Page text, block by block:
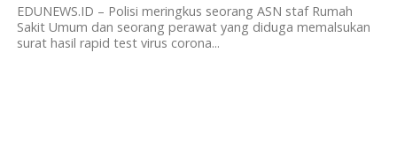
EDUNEWS.ID – Polisi meringkus seorang ASN staf Rumah
Sakit Umum dan seorang perawat yang diduga memalsukan
surat hasil rapid test virus corona...